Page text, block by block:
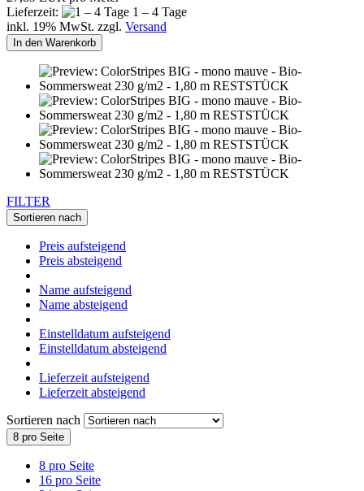
Lieferzeit:
1 – 4 Tage
inkl. 19% MwSt. zzgl. Versand
In den Warenkorb
FILTER
Sortieren nach
Preis aufsteigend
Preis absteigend
Name aufsteigend
Name absteigend
Einstelldatum aufsteigend
Einstelldatum absteigend
Lieferzeit aufsteigend
Lieferzeit absteigend
Sortieren nach
8 pro Seite
8 pro Seite
16 pro Seite